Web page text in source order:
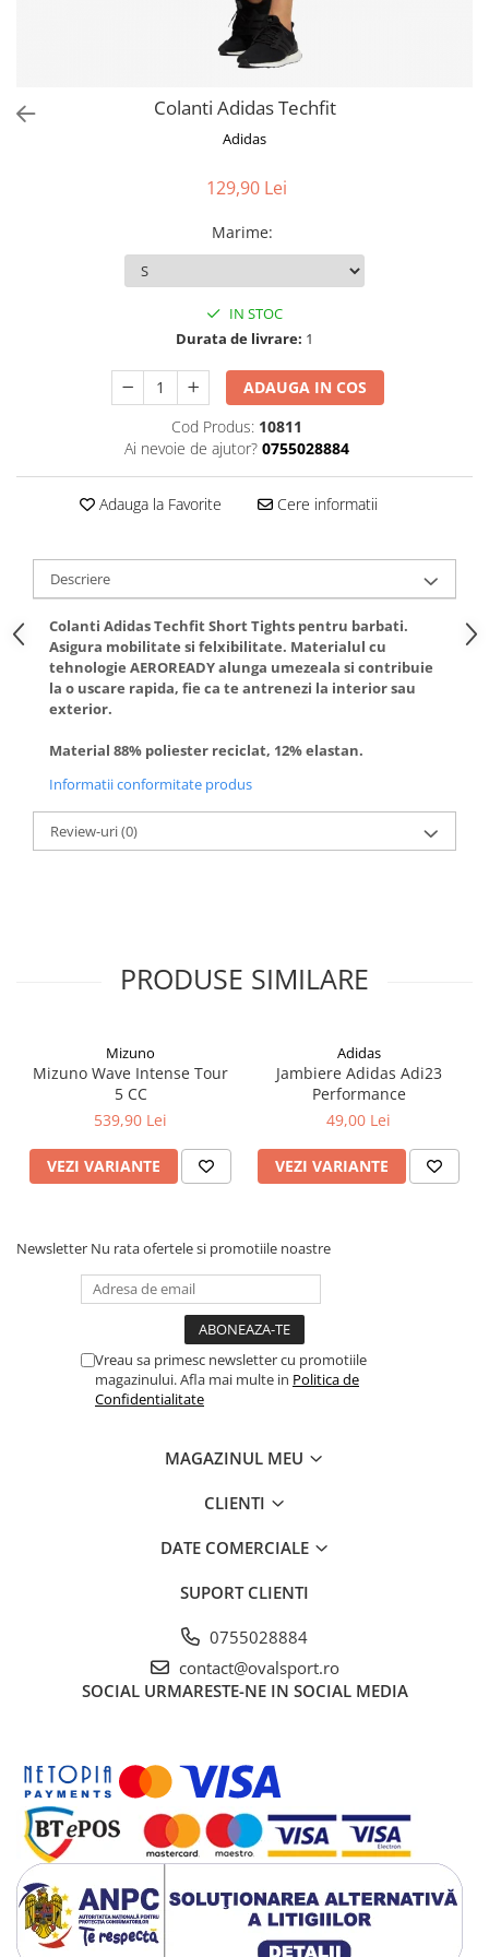
Colanti Adidas Techfit
Adidas
129,90 Lei
Marime:
IN STOC
Durata de livrare: 1
ADAUGA IN COS
Cod Produs: 10811
Ai nevoie de ajutor? 0755028884
Adauga la Favorite Cere informatii
Descriere
Colanti Adidas Techfit Short Tights pentru barbati.
Asigura mobilitate si felxibilitate. Materialul cu
tehnologie AEROREADY alunga umezeala si contribuie
la o uscare rapida, fie ca te antrenezi la interior sau
exterior.
Material 88% poliester reciclat, 12% elastan.
Informatii conformitate produs
Review-uri(0)
PRODUSE SIMILARE
Mizuno
Mizuno Wave Intense Tour
5 CC
539,90 Lei
VEZI VARIANTE
Adidas
Jambiere Adidas Adi23
Performance
49,00 Lei
VEZI VARIANTE
Newsletter Nu rata ofertele si promotiile noastre
Vreau sa primesc newsletter cu promotiile
magazinului. Afla mai multe in Politica de
Confidentialitate
MAGAZINUL MEU
CLIENTI
DATE COMERCIALE
SUPORT CLIENTI
0755028884
contact@ovalsport.ro
SOCIAL URMARESTE-NE IN SOCIAL MEDIA